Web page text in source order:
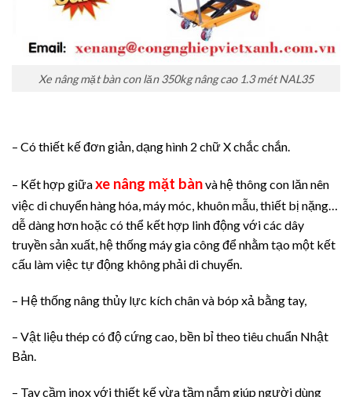
Xe nâng mặt bàn con lăn 350kg nâng cao 1.3 mét NAL35
– Có thiết kế đơn giản, dạng hình 2 chữ X chắc chắn.
– Kết hợp giữaxe nâng mặt bànvà hệ thông con lăn nên
việc di chuyển hàng hóa, máy móc, khuôn mẫu, thiết bị nặng…
dễ dàng hơn hoặc có thể kết hợp linh động với các dây
truyền sản xuất, hệ thống máy gia công để nhằm tạo một kết
cấu làm việc tự động không phải di chuyển.
– Hệ thống nâng thủy lực kích chân và bóp xả bằng tay,
– Vật liệu thép có độ cứng cao, bền bỉ theo tiêu chuẩn Nhật
Bản.
– Tay cầm inox với thiết kế vừa tầm nắm giúp người dùng